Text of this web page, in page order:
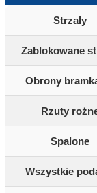
Strzały
Zablokowane
Obrony
Rzuty
Spalone
Wszystkie